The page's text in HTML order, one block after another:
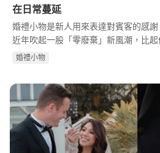
在日常蔓延
婚禮小物是新人用來表達對賓客的感
近年吹起一股「零廢棄」新風潮，比
越多新人選擇賓客帶回家在生活中也
婚禮⼩物